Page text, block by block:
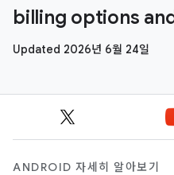
billing options
Updated 2026년 6월 24일
ANDROID 자세히 알아보기